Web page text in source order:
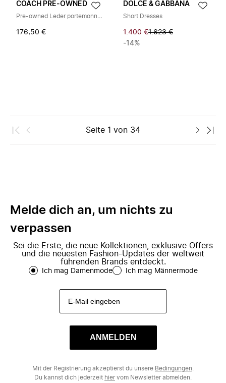
COACH PRE-OWNED
Pre-owned Leder portemonnaies
176,50 €
DOLCE & GABBANA
Short Dresses
1.400 €1.623 €
-14%
Seite 1 von 34
Melde dich an, um nichts zu
verpassen
Sei die Erste, die neue Kollektionen, exklusive Offers
und die neuesten Fashion-Updates der weltweit
führenden Brands entdeckt.
Ich mag Damenmode Ich mag Männermode
ANMELDEN
Mit der Registrierung akzeptierst du unsere Bedingungen
Du kannst dich jederzeit hiervom Newsletter abmelden.